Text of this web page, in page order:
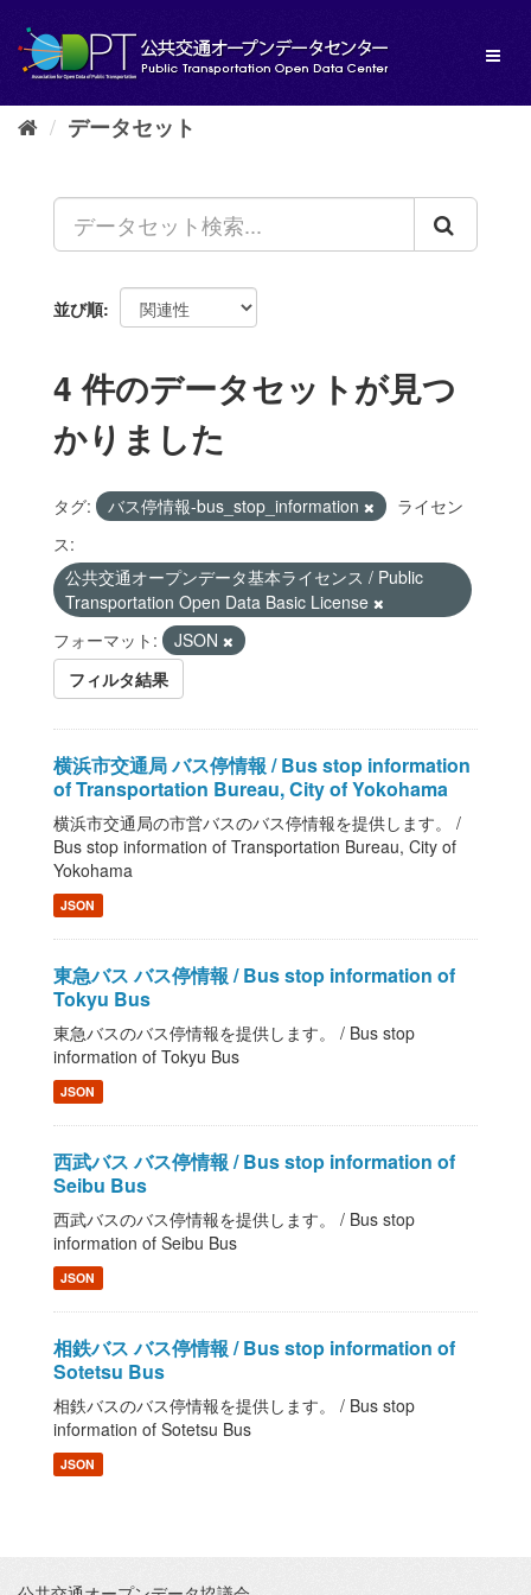
し
データセット
並び順
4 件のデータセットが見つ
かりました
タグ: バス停情報-bus_stop_information
ライセン
ス:
公共交通オープンデータ基本ライセンス / Public
Transportation Open Data Basic License
フォーマット:
JSON
フィルタ結果
横浜市交通局 バス停情報 / Bus stop information
of Transportation Bureau, City of Yokohama
横浜市交通局の市営バスのバス停情報を提供します。 /
Bus stop information of Transportation Bureau, City of
Yokohama
JSON
東急バス バス停情報 / Bus stop information of
Tokyu Bus
東急バスのバス停情報を提供します。 / Bus stop
information of Tokyu Bus
JSON
西武バス バス停情報 / Bus stop information of
Seibu Bus
西武バスのバス停情報を提供します。 / Bus stop
information of Seibu Bus
JSON
相鉄バス バス停情報 / Bus stop information of
Sotetsu Bus
相鉄バスのバス停情報を提供します。 / Bus stop
information of Sotetsu Bus
JSON